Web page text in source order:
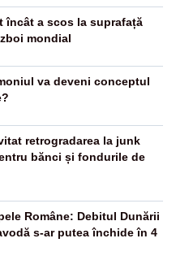
încât a scos la suprafață
mondial
va deveni conceptul
retrogradarea la junk
bănci și fondurile de
Române: Debitul Dunării
s-ar putea închide în 4